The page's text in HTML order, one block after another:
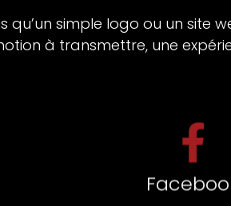
simple logo ou un site
à transmettre, une